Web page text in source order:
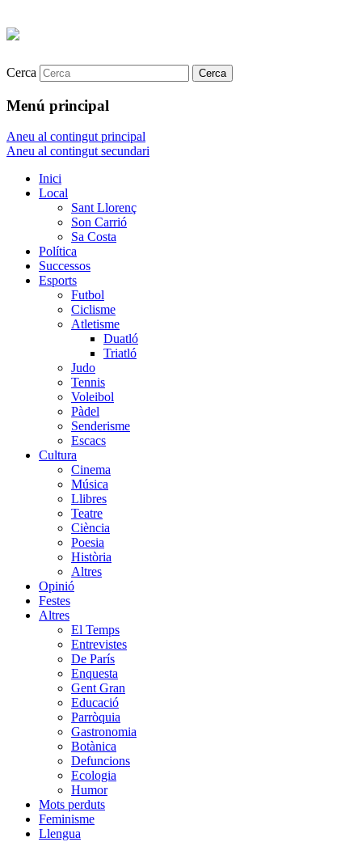
Cerca
Menú principal
Aneu al contingut principal
Aneu al contingut secundari
Inici
Local
Sant Llorenç
Son Carrió
Sa Costa
Política
Successos
Esports
Futbol
Ciclisme
Atletisme
Duatló
Triatló
Judo
Tennis
Voleibol
Pàdel
Senderisme
Escacs
Cultura
Cinema
Música
Llibres
Teatre
Ciència
Poesia
Història
Altres
Opinió
Festes
Altres
El Temps
Entrevistes
De París
Enquesta
Gent Gran
Educació
Parròquia
Gastronomia
Botànica
Defuncions
Ecologia
Humor
Mots perduts
Feminisme
Llengua